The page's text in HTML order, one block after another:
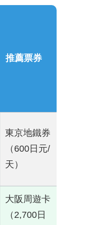
推薦票券
東京地鐵券
（600日元/
天）
大阪周遊卡
（2,700日